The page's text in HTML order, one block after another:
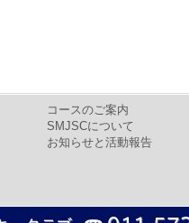
コースのご案内
SMJSCについて
お知らせと活動報告